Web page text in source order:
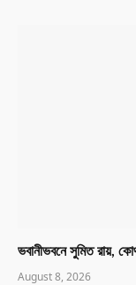
ভবানীভবনে সুমিত রায়,
August 8, 2026